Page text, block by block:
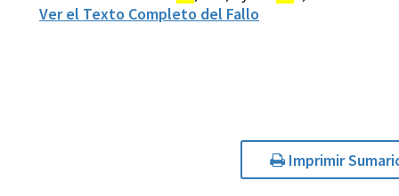
Ver el Texto Completo del Fallo
Imprimir